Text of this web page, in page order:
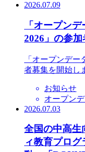
2026.07.09
「オープン
2026」の参加
「オープンデ
者募集を開始し
お知らせ
オープン
2026.07.03
全国の中高生
ィ教育プロ